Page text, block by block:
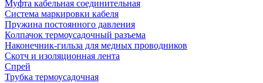
Муфта кабельная соединительная
Система маркировки кабеля
Пружина постоянного давления
Колпачок термоусадочный разъема
Наконечник-гильза для медных проводников
Скотч и изоляционная лента
Спрей
Трубка термоусадочная